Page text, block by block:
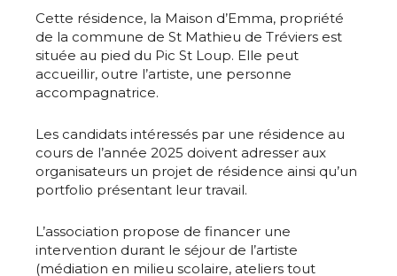
Cette résidence, la Maison d’Emma, propriété
de la commune de St Mathieu de Tréviers est
située au pied du Pic St Loup. Elle peut
accueillir, outre l’artiste, une personne
accompagnatrice.
Les candidats intéressés par une résidence au
cours de l’année 2025 doivent adresser aux
organisateurs un projet de résidence ainsi qu’un
portfolio présentant leur travail.
L’association propose de financer une
intervention durant le séjour de l’artiste
(médiation en milieu scolaire, ateliers tout